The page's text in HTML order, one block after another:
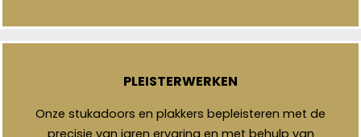
PLEISTERWERKEN
Onze stukadoors en plakkers bepleisteren met de
precisie van jaren ervaring en met behulp van